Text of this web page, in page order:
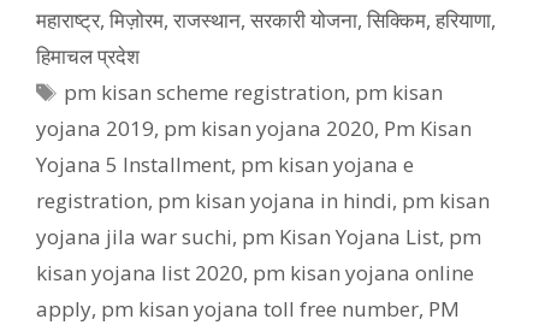
महाराष्ट्र, मिज़ोरम, राजस्थान, सरकारी योजना, सिक्किम, हरियाणा,
हिमाचल प्रदेश
Tags
pm kisan scheme registration, pm kisan
yojana 2019, pm kisan yojana 2020, Pm Kisan
Yojana 5 Installment, pm kisan yojana e
registration, pm kisan yojana in hindi, pm kisan
yojana jila war suchi, pm Kisan Yojana List, pm
kisan yojana list 2020, pm kisan yojana online
apply, pm kisan yojana toll free number, PM